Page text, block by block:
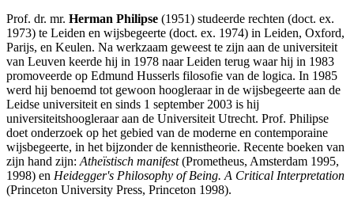
Prof. dr. mr. Herman Philipse (1951) studeerde rechten (doct. ex.
1973) te Leiden en wijsbegeerte (doct. ex. 1974) in Leiden, Oxford,
Parijs, en Keulen. Na werkzaam geweest te zijn aan de universiteit
van Leuven keerde hij in 1978 naar Leiden terug waar hij in 1983
promoveerde op Edmund Husserls filosofie van de logica. In 1985
werd hij benoemd tot gewoon hoogleraar in de wijsbegeerte aan de
Leidse universiteit en sinds 1 september 2003 is hij
universiteitshoogleraar aan de Universiteit Utrecht. Prof. Philipse
doet onderzoek op het gebied van de moderne en contemporaine
wijsbegeerte, in het bijzonder de kennistheorie. Recente boeken van
zijn hand zijn:Atheïstisch manifest(Prometheus, Amsterdam 1995,
1998) en Heidegger's Philosophy of Being. A Critical Interpretation
(Princeton University Press, Princeton 1998).